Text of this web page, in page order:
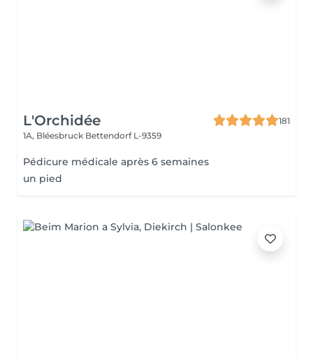
L'Orchidée
181
1A, Bléesbruck Bettendorf L-9359
Pédicure médicale après 6 semaines
un pied